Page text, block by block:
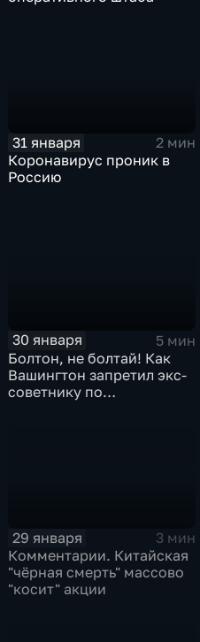
31 января
2 мин
Коронавирус проник в
Россию
30 января
5 мин
Болтон, не болтай! Как
Вашингтон запретил экс-
советнику по
29 января
3 мин
Комментарии. Китайская
"чёрная смерть" массово
"косит" акции